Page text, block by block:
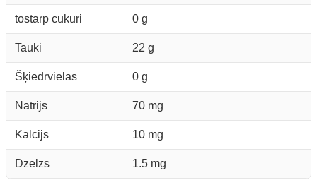
tostarp cukuri 0 g
Tauki 22 g
Šķiedrvielas 0 g
Nātrijs 70 mg
Kalcijs 10 mg
Dzelzs 1.5 mg